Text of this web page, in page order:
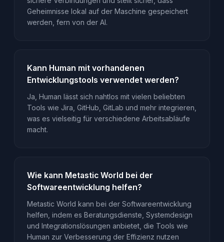
Geheimnisse lokal auf der Maschine gespeichert
werden, fern von der AI.
Kann Human mit vorhandenen
Entwicklungstools verwendet werden?
Ja, Human lässt sich nahtlos mit vielen beliebten
Tools wie Jira, GitHub, GitLab und mehr integrieren,
was es vielseitig für verschiedene Arbeitsabläufe
macht.
Wie kann Metastic World bei der
Softwareentwicklung helfen?
Metastic World kann bei der Softwareentwicklung
helfen, indem es Beratungsdienste, Systemdesign
und Integrationslösungen anbietet, die Tools wie
Human zur Verbesserung der Effizienz nutzen